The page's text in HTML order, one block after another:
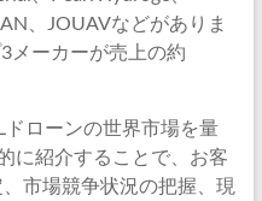
、JOUAVなどがありま
メーカーが売上の約
ローンの世界市場を量
に紹介することで、お客
市場競争状況の把握、現